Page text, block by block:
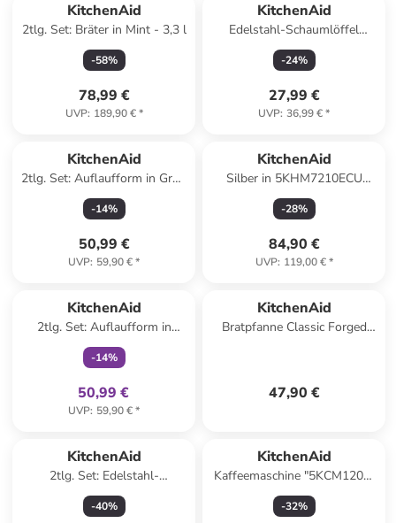
KitchenAid
2tlg. Set: Bräter in Mint - 3,3 l
-58%
78,99 €
UVP: 189,90 €*
KitchenAid
Edelstahl-Schaumlöffel
"Premium" - (L)33,8 cm
-24%
27,99 €
UVP: 36,99 €*
KitchenAid
2tlg. Set: Auflaufform in Grün
- 3,8 l
-14%
50,99 €
UVP: 59,90 €*
KitchenAid
Silber in 5KHM7210ECU
Handrührer
-28%
84,90 €
UVP: 119,00 €*
KitchenAid
2tlg. Set: Auflaufform in
Creme - 3,8 l
-14%
50,99 €
UVP: 59,90 €*
KitchenAid
Bratpfanne Classic Forged
47,90 €
KitchenAid
2tlg. Set: Edelstahl-
Stielkasserolle "Multi-Ply" - Ø
18 cm
-40%
KitchenAid
Kaffeemaschine "5KCM1209"
in Schwarz - 1,7 l
-32%